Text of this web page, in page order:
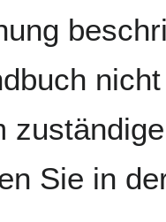
Sie in